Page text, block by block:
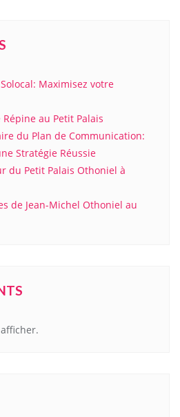
Maximisez votre
au Petit Palais
du Plan de Communication:
Stratégie Réussie
du Petit Palais Othoniel à
de Jean-Michel Othoniel au